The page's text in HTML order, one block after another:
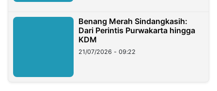
Benang Merah Sindangkasih:
Dari Perintis Purwakarta hingga
KDM
21/07/2026 - 09:22